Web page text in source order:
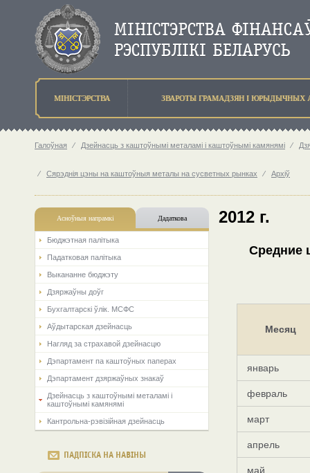
МIНIСТЭРСТВА ЗВАРОТЫ ГРАМАДЗЯН I ЮРЫДЫЧНЫХ
Галоўная ⁄ Дзейнасць з каштоўнымі металамі і каштоўнымі камянямі ⁄
⁄ Сярэднія цэны на каштоўныя металы на сусветных рынках ⁄ Архіў
Асноўныя напрамкi Дадаткова
Бюджэтная палiтыка
Падатковая палітыка
Выкананне бюджэту
Дзяржаўны доўг
Бухгалтарскі ўлік. МСФС
Аўдытарская дзейнасць
Нагляд за страхавой дзейнасцю
Дэпартамент па каштоўных паперах
Дэпартамент дзяржаўных знакаў
Дзейнасць з каштоўнымі металамі і
каштоўнымі камянямі
Кантрольна-рэвізійная дзейнасць
ПАДПІСКА НА НАВІНЫ
2012 г.
Средние
Месяц
январь
февраль
март
апрель
май